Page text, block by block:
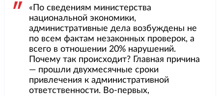
«По сведениям министерства
национальной экономики,
административные дела возбуждены не
по всем фактам незаконных проверок, а
всего в отношении 20% нарушений.
Почему так происходит? Главная причина
— прошли двухмесячные сроки
привлечения к административной
ответственности. Во-первых,